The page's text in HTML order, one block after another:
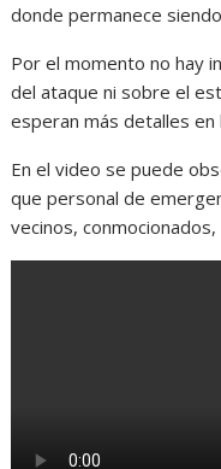
donde permanece
Por el momento no hay
del ataque ni sobre el
esperan más detalles en
En el video se puede
que personal de
vecinos,